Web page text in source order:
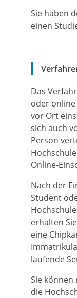
Sie haben
einen
Das
oder
vor Ort
sich auch
Person
Online-
Nach der
Student
erhalten
eine
laufende
Sie können
die